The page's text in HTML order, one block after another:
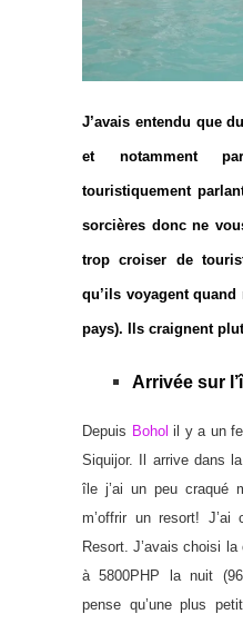
J’avais entendu que
et notamment
touristiquement
sorcières donc ne
trop croiser de
qu’ils voyagent
pays). Ils craignent
Arrivée sur
Depuis Bohol il y a un
Siquijor. Il arrive dans
île j’ai un peu craqué
m’offrir un resort! J’ai
Resort. J’avais choisi
à 5800PHP la nuit
pense qu’une plus